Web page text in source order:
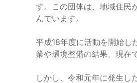
す。この団体は、地域住民
んでいます。
平成18年度に活動を開始し
業や環境整備の結果、現在
しかし、令和元年に発生し